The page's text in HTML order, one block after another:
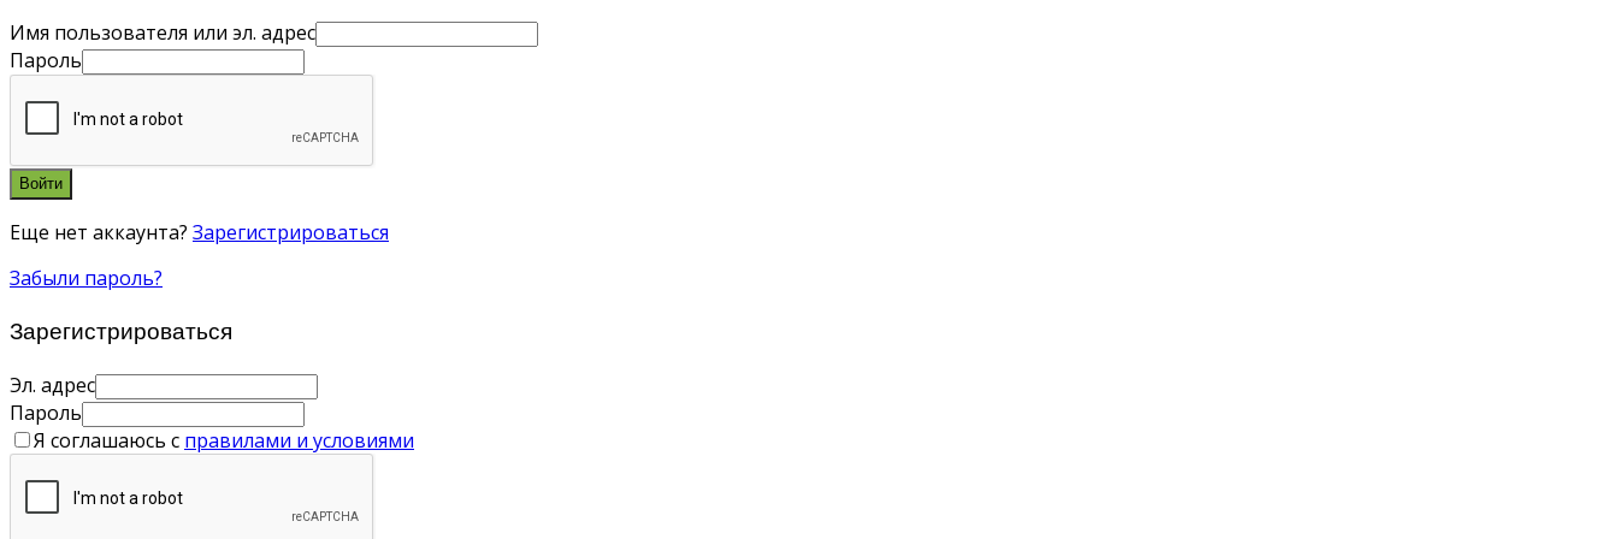
Имя пользователя или эл. адрес
Пароль
Войти
Еще нет аккаунта? Зарегистрироваться
Забыли пароль?
Зарегистрироваться
Эл. адрес
Пароль
Я соглашаюсь с правилами и условиями